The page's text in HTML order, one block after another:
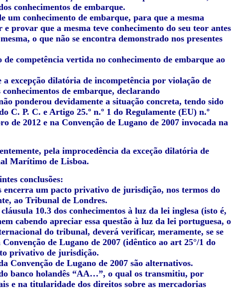
conhecimentos de embarque.
um conhecimento de embarque, para que a mesma
provar que a mesma teve conhecimento do seu teor antes
o que não se encontra demonstrado nos presentes
competência vertida no conhecimento de embarque ao
excepção dilatória de incompetência por violação de
de embarque, declarando
ponderou devidamente a situação concreta, tendo sido
C. P. C. e Artigo 25.º n.º 1 do Regulamente (EU) n.º
de 2012 e na Convenção de Lugano de 2007 invocada na
pela improcedência da exceção dilatória de
Marítimo de Lisboa.
conclusões:
encerra um pacto privativo de jurisdição, nos termos do
ao Tribunal de Londres.
10.3 dos conhecimentos à luz da lei inglesa (isto é,
cabendo apreciar essa questão à luz da lei portuguesa, o
do tribunal, deverá verificar, meramente, se se
de Lugano de 2007 (idêntico ao art 25°/1 do
privativo de jurisdição.
Convenção de Lugano de 2007 são alternativos.
banco holandês “AA…”, o qual os transmitiu, por
e na titularidade dos direitos sobre as mercadorias